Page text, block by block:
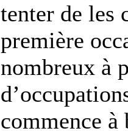
tenter de les
première
nombreux à
commence à